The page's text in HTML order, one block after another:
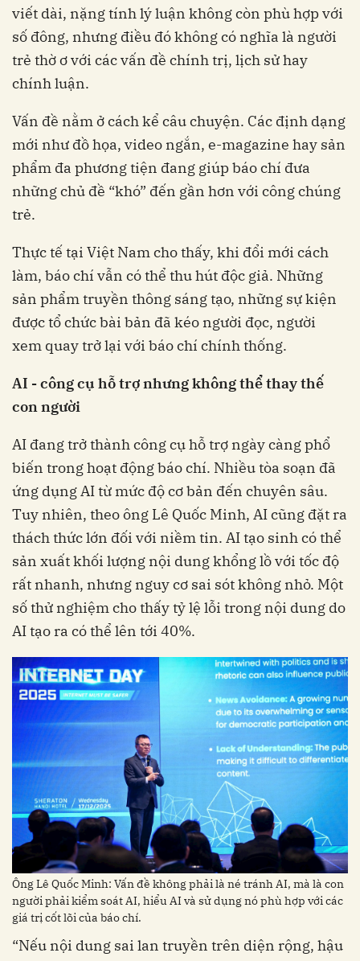
viết dài, nặng tính lý luận không còn phù hợp với
số đông, nhưng điều đó không có nghĩa là người
trẻ thờ ơ với các vấn đề chính trị, lịch sử hay
chính luận.
Vấn đề nằm ở cách kể câu chuyện. Các định dạng
mới như đồ họa, video ngắn, e-magazine hay sản
phẩm đa phương tiện đang giúp báo chí đưa
những chủ đề “khó” đến gần hơn với công chúng
trẻ.
Thực tế tại Việt Nam cho thấy, khi đổi mới cách
làm, báo chí vẫn có thể thu hút độc giả. Những
sản phẩm truyền thông sáng tạo, những sự kiện
được tổ chức bài bản đã kéo người đọc, người
xem quay trở lại với báo chí chính thống.
AI -công cụ hỗ trợ nhưng không thể thay thế
con người
AI đang trở thành công cụ hỗ trợ ngày càng phổ
biến trong hoạt động báo chí. Nhiều tòa soạn đã
ứng dụng AI từ mức độ cơ bản đến chuyên sâu.
Tuy nhiên, theo ông Lê Quốc Minh, AI cũng đặt ra
thách thức lớn đối với niềm tin. AI tạo sinh có thể
sản xuất khối lượng nội dung khổng lồ với tốc độ
rất nhanh, nhưng nguy cơ sai sót không nhỏ. Một
số thử nghiệm cho thấy tỷ lệ lỗi trong nội dung do
AI tạo ra có thể lên tới 40%.
Ông Lê Quốc Minh: Vấn đề không phải là né tránh AI, mà là con
người phải kiểm soát AI, hiểu AI và sử dụng nó phù hợp với các
giá trị cốt lõi của báo chí.
“Nếu nội dung sai lan truyền trên diện rộng, hậu